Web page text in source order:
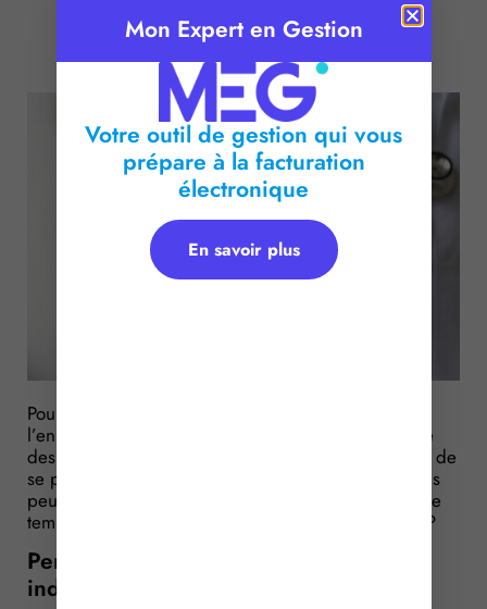
Publié le :23 octobre 2025
Temps de lecture : 2 minutes
Pour assurer au mieux la continuité des soins sur
l’ensemble du territoire, le principe de permanence
des soins permet à certains professionnels de santé de
se porter volontaires pour assurer cette continuité. Ils
peuvent à ce titre bénéficier d’une indemnité pour le
temps consacré à cette mission. Pour quel montant ?
Permanence des soins : mieux
indemniser les volontaires
Mon Expert en Gestion
Votre outil de gestion qui vous
prépare à la facturation
électronique
En savoir plus